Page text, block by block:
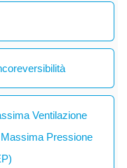
Ventilazione
Pressione